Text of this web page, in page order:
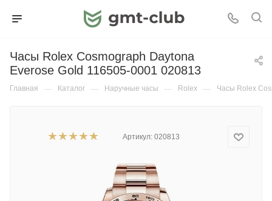
Часы Rolex Cosmograph Daytona
Everose Gold 116505-0001 020813
Главная — Каталог — Наручные часы — Rolex — Часы Rolex
Артикул: 020813